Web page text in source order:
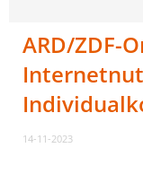
ARD/ZDF-
14-11-2023